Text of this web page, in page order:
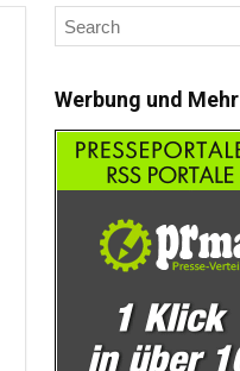
Werbung und Mehr